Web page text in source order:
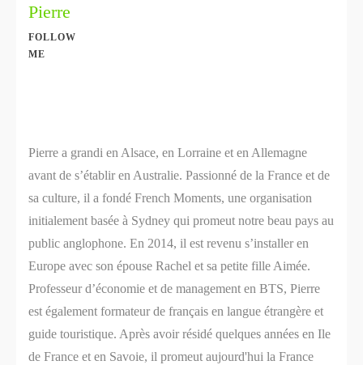
Pierre
FOLLOW
ME
Pierre a grandi en Alsace, en Lorraine et en Allemagne
avant de s’établir en Australie. Passionné de la France et de
sa culture, il a fondé French Moments, une organisation
initialement basée à Sydney qui promeut notre beau pays au
public anglophone. En 2014, il est revenu s’installer en
Europe avec son épouse Rachel et sa petite fille Aimée.
Professeur d’économie et de management en BTS, Pierre
est également formateur de français en langue étrangère et
guide touristique. Après avoir résidé quelques années en Ile
de France et en Savoie, il promeut aujourd'hui la France